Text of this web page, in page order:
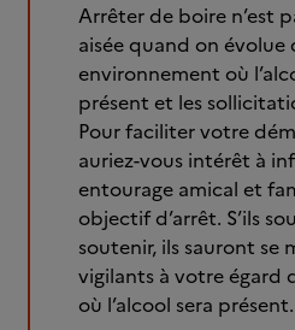
Arrêter de boire n’est
aisée quand on évolue
environnement où
présent et les
Pour faciliter votre
auriez-vous intérêt à
entourage amical et
objectif d’arrêt. S’ils
soutenir, ils sauront se
vigilants à votre égard
où l’alcool sera présent.